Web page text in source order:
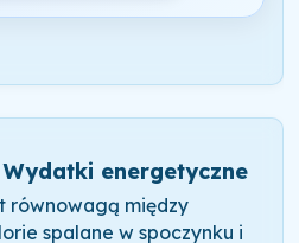
energetyczne
równowagą między
spalane w spoczynku i